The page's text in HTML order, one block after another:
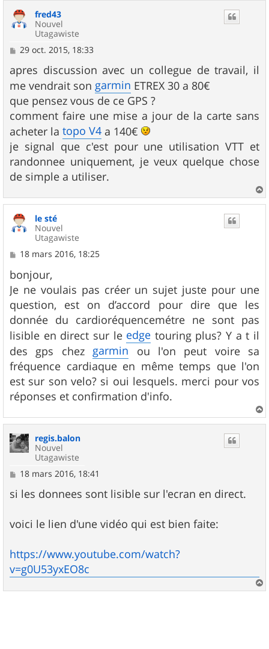
fred43
Nouvel
Utagawiste
M
s
s
a
g
e
29 oct. 2015, 18:33
apres discussion avec un collegue de travail, il
me vendrait son garmin ETREX 30 a 80€
que pensez vous de ce GPS ?
comment faire une mise a jour de la carte sans
acheter la topo V4 a 140€
je signal que c'est pour une utilisation VTT et
randonnee uniquement, je veux quelque chose
de simple a utiliser.
a
le sté
Nouvel
Utagawiste
M
s
s
a
g
e
18 mars 2016, 18:25
bonjour,
Je ne voulais pas créer un sujet juste pour une
question, est on d’accord pour dire que les
donnée du cardioréquencemétre ne sont pas
lisible en direct sur le edge touring plus? Y a t il
des gps chez garmin ou l'on peut voire sa
fréquence cardiaque en même temps que l'on
est sur son velo? si oui lesquels. merci pour vos
réponses et confirmation d'info.
a
regis.balon
Nouvel
Utagawiste
M
s
s
g
e
18 mars 2016, 18:41
si les donnees sont lisible sur l'ecran en direct.
voici le lien d'une vidéo qui est bien faite:
https://www.youtube.com/watch?
v=g0U53yxEO8c
a